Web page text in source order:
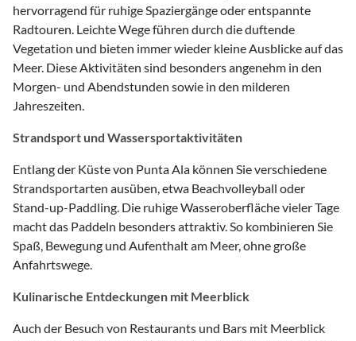
hervorragend für ruhige Spaziergänge oder entspannte
Radtouren. Leichte Wege führen durch die duftende
Vegetation und bieten immer wieder kleine Ausblicke auf das
Meer. Diese Aktivitäten sind besonders angenehm in den
Morgen- und Abendstunden sowie in den milderen
Jahreszeiten.
Strandsport und Wassersportaktivitäten
Entlang der Küste von Punta Ala können Sie verschiedene
Strandsportarten ausüben, etwa Beachvolleyball oder
Stand-up-Paddling. Die ruhige Wasseroberfläche vieler Tage
macht das Paddeln besonders attraktiv. So kombinieren Sie
Spaß, Bewegung und Aufenthalt am Meer, ohne große
Anfahrtswege.
Kulinarische Entdeckungen mit Meerblick
Auch der Besuch von Restaurants und Bars mit Meerblick